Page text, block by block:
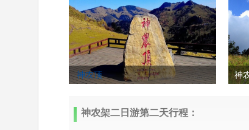
神农顶 神
神农架二日游第二天行程：